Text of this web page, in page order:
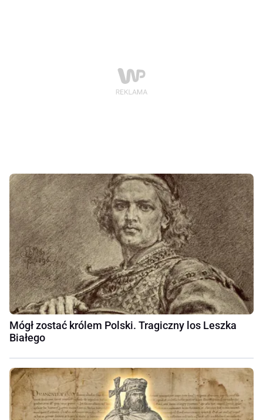
Mógł zostać królem Polski. Tragiczny los Leszka
Białego